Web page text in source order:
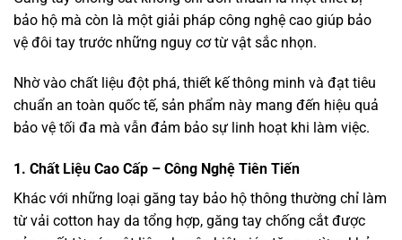
bảo hộ mà còn là một giải pháp công nghệ cao giúp bảo
vệ đôi tay trước những nguy cơ từ vật sắc nhọn.
Nhờ vào chất liệu đột phá, thiết kế thông minh và đạt tiêu
chuẩn an toàn quốc tế, sản phẩm này mang đến hiệu quả
bảo vệ tối đa mà vẫn đảm bảo sự linh hoạt khi làm việc.
1. Chất Liệu Cao Cấp – Công Nghệ Tiên Tiến
Khác với những loại găng tay bảo hộ thông thường chỉ làm
từ vải cotton hay da tổng hợp, găng tay chống cắt được